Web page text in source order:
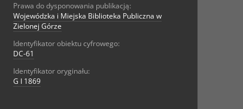
Prawa do dysponowania publikacją:
Wojewódzka i Miejska Biblioteka Publiczna w
Zielonej Górze
Identyfikator obiektu cyfrowego:
DC-61
Identyfikator oryginału:
G I 1869